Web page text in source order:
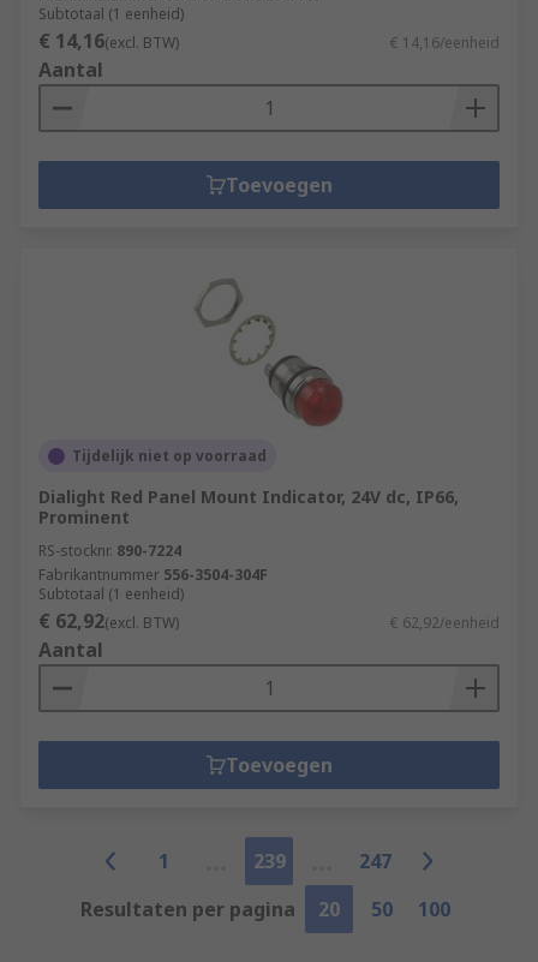
Subtotaal (1 eenheid)
€ 14,16(excl. BTW) € 14,16/eenheid
Aantal
Toevoegen
Tijdelijk niet op voorraad
Dialight Red Panel Mount Indicator, 24V dc, IP66,
Prominent
RS-stocknr. 890-7224
Fabrikantnummer 556-3504-304F
Subtotaal (1 eenheid)
€ 62,92(excl. BTW) € 62,92/eenheid
Aantal
Toevoegen
1 239
247
Resultaten per pagina
20 50 100